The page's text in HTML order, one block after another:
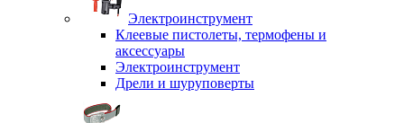
Электроинструмент
Клеевые пистолеты, термофены и
аксессуары
Электроинструмент
Дрели и шуруповерты